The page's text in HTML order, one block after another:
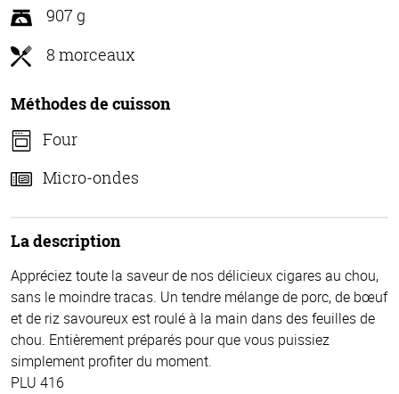
907 g
8 morceaux
Méthodes de cuisson
Four
Micro-ondes
La description
Appréciez toute la saveur de nos délicieux cigares au chou,
sans le moindre tracas. Un tendre mélange de porc, de bœuf
et de riz savoureux est roulé à la main dans des feuilles de
chou. Entièrement préparés pour que vous puissiez
simplement profiter du moment.
PLU 416